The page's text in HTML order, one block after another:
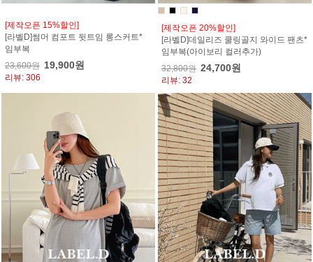
[제작오픈 15%할인]
[라벨D]썸머 컴포트 뒷트임 롱스커트*
임부복
23,600원 19,900원
리뷰: 306
[제작오픈 20%할인]
[라벨D]데일리즈 쿨링골지 와이드 팬츠*
임부복(아이보리 컬러추가)
32,800원 24,700원
리뷰: 32